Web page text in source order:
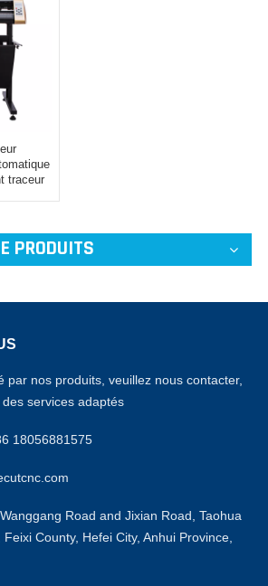
traceur
PRODUITS
par nos produits, veuillez nous contacter,
services adaptés
18056881575
Road and Jixian Road, Taohua
County, Hefei City, Anhui Province,